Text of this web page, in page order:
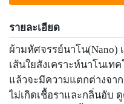
รายละเอียด
ผ้ามหัศจรรย์นาโน(Nano)
เส้นใยสังเคราะห์นาโนเท
แล้วจะมีความแตกต่างจา
ไม่เกิดเชื้อราและกลิ่นอับ